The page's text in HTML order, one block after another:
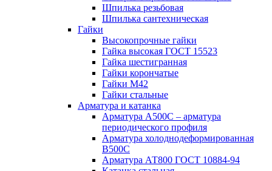
Шпилька резьбовая
Шпилька сантехническая
Гайки
Высокопрочные гайки
Гайка высокая ГОСТ 15523
Гайка шестигранная
Гайки корончатые
Гайки М42
Гайки стальные
Арматура и катанка
Арматура А500С – арматура
периодического профиля
Арматура холоднодеформированная
В500С
Арматура АТ800 ГОСТ 10884-94